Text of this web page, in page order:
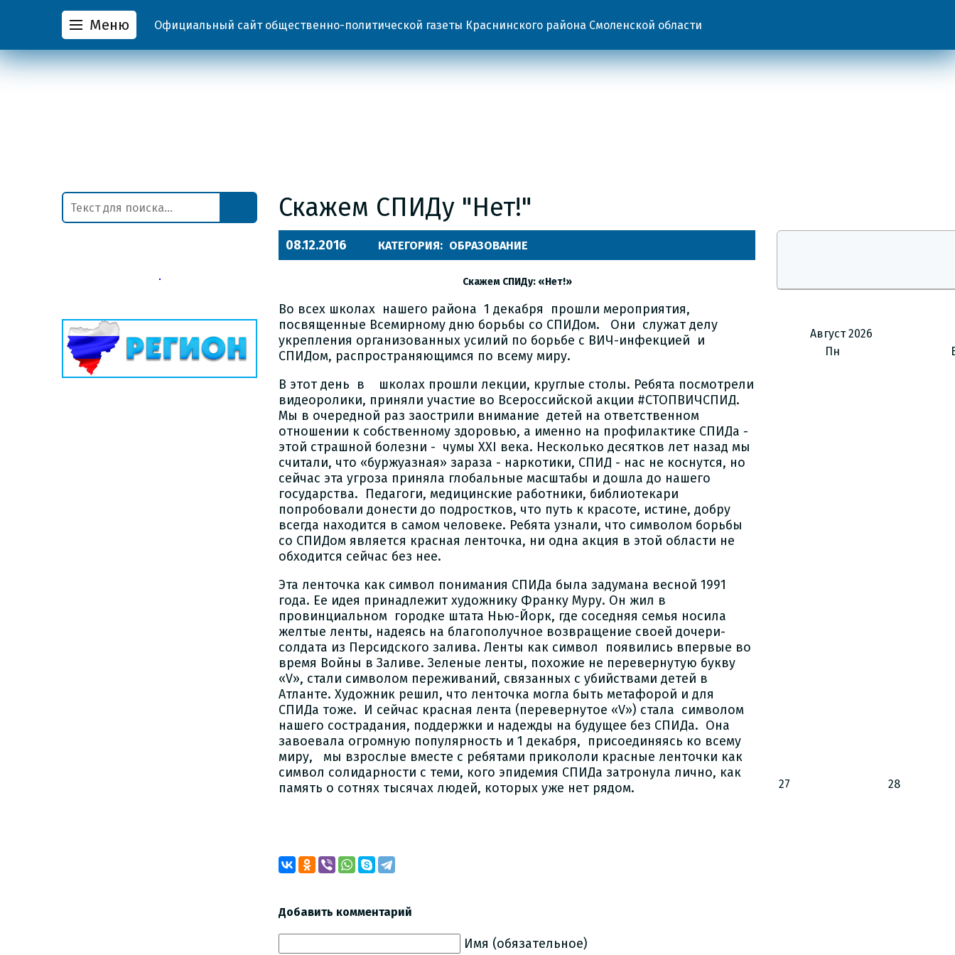
Меню Официальный сайт общественно-политической газеты Краснинского района Смоленской области
Скажем СПИДу "Нет!"
08.12.2016 КАТЕГОРИЯ: ОБРАЗОВАНИЕ
Скажем СПИДу: «Нет!»
Во всех школах нашего района 1 декабря прошли мероприятия,
посвященные Всемирному дню борьбы со СПИДом. Они служат делу
укрепления организованных усилий по борьбе с ВИЧ-инфекцией и
СПИДом, распространяющимся по всему миру.
В этот день в школах прошли лекции, круглые столы. Ребята посмотрели
видеоролики, приняли участие во Всероссийской акции #СТОПВИЧСПИД.
Мы в очередной раз заострили внимание детей на ответственном
отношении к собственному здоровью, а именно на профилактике СПИДа -
этой страшной болезни - чумы XXI века. Несколько десятков лет назад мы
считали, что «буржуазная» зараза - наркотики, СПИД - нас не коснутся, но
сейчас эта угроза приняла глобальные масштабы и дошла до нашего
государства. Педагоги, медицинские работники, библиотекари
попробовали донести до подростков, что путь к красоте, истине, добру
всегда находится в самом человеке. Ребята узнали, что символом борьбы
со СПИДом является красная ленточка, ни одна акция в этой области не
обходится сейчас без нее.
Эта ленточка как символ понимания СПИДа была задумана весной 1991
года. Ее идея принадлежит художнику Франку Муру. Он жил в
провинциальном городке штата Нью-Йорк, где соседняя семья носила
желтые ленты, надеясь на благополучное возвращение своей дочери-
солдата из Персидского залива. Ленты как символ появились впервые во
время Войны в Заливе. Зеленые ленты, похожие не перевернутую букву
«V», стали символом переживаний, связанных с убийствами детей в
Атланте. Художник решил, что ленточка могла быть метафорой и для
СПИДа тоже. И сейчас красная лента (перевернутое «V») стала символом
нашего сострадания, поддержки и надежды на будущее без СПИДа. Она
завоевала огромную популярность и 1 декабря, присоединяясь ко всему
миру, мы взрослые вместе с ребятами прикололи красные ленточки как
символ солидарности с теми, кого эпидемия СПИДа затронула лично, как
память о сотнях тысячах людей, которых уже нет рядом.
Добавить комментарий
Имя (обязательное)
Август 2026
Пн
27 28